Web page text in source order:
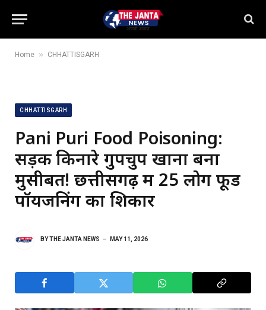
Home » CHHATTISGARH
CHHATTISGARH
Pani Puri Food Poisoning:
सड़क किनारे गुपचुप खाना बना
मुसीबत! छत्तीसगढ़ में 25 लोग फूड
पॉयजनिंग का शिकार
BYTHE JANTA NEWS MAY 11, 2026